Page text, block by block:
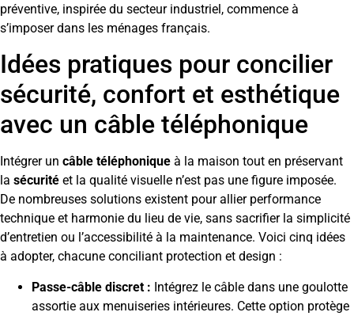
préventive, inspirée du secteur industriel, commence à
s’imposer dans les ménages français.
Idées pratiques pour concilier
sécurité, confort et esthétique
avec un câble téléphonique
Intégrer un câble téléphonique à la maison tout en préservant
la sécurité et la qualité visuelle n’est pas une figure imposée.
De nombreuses solutions existent pour allier performance
technique et harmonie du lieu de vie, sans sacrifier la simplicité
d’entretien ou l’accessibilité à la maintenance. Voici cinq idées
à adopter, chacune conciliant protection et design :
Passe-câble discret : Intégrez le câble dans une goulotte
assortie aux menuiseries intérieures. Cette option protège